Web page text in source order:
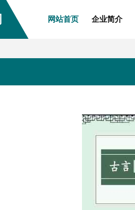
网站首页 企业简介